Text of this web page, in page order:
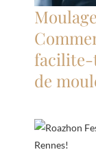
de